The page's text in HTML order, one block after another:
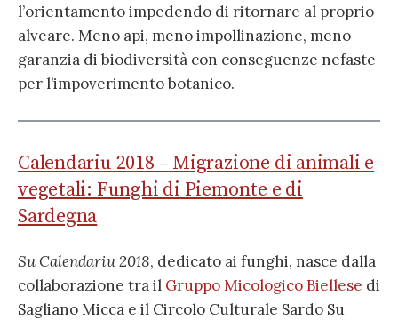
l’orientamento impedendo di ritornare al proprio
alveare. Meno api, meno impollinazione, meno
garanzia di biodiversità con conseguenze nefaste
per l’impoverimento botanico.
Calendariu 2018 – Migrazione di animali e
vegetali: Funghi di Piemonte e di
Sardegna
Su Calendariu 2018, dedicato ai funghi, nasce dalla
collaborazione tra il Gruppo Micologico Biellese di
Sagliano Micca e il Circolo Culturale Sardo Su